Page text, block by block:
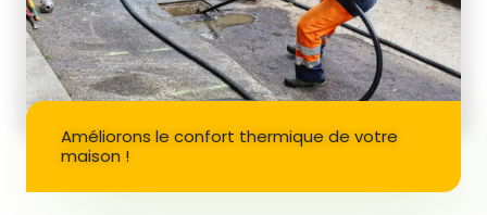
Améliorons le confort thermique de votre
maison !